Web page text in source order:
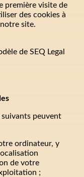
première visite de
des cookies à
site.
de SEQ Legal
suivants peuvent
ordinateur, y
de votre
;